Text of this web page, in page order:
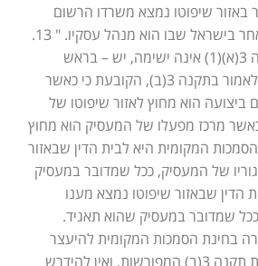
באזור שיפוטו נמצא משרדו הרשום
בישראל או כל מקום אחר בישראל שבו הוא מנהל עסקיו. " 13.
הנה כי כן, כאשר תקנה 3(א)(1) אינה ישימה, יש – בראש
ובראשונה – להידרש לאמור בתקנה 3(ב), הקובעת כי כאשר
ביצועה הוא מחוץ לאזור שיפוטו של
כאשר מרכז מפעלו של המעסיק הוא מחוץ
המקומית היא לבית הדין שבאזור
של המעסיק, ככל שמדובר במעסיק
הדין שבאזור שיפוטו נמצא מענו
שמדובר במעסיק שהוא תאגיד.
בחינת הסמכות המקומית להיעצר
ולהיקבע על פי הוראות תקנה 3(ב) המפורשות, ואין להידרש